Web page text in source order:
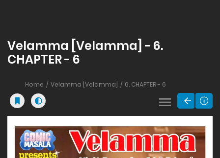
Velamma [Velamma] - 6.
CHAPTER - 6
Home Velamma [Velamma] 6. CHAPTER - 6